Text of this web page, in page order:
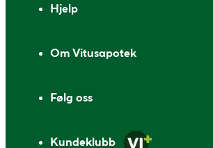
Hjelp
Om Vitusapotek
Følg oss
Kundeklubb